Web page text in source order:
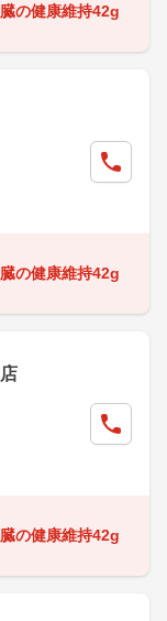
の健康維持42g
の健康維持42g
の健康維持42g